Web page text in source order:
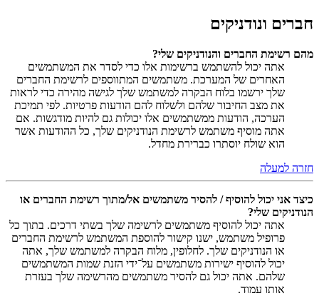
חברים ונודניקים
מהם רשימת החברים והנודניקים שלי?
אתה יכול להשתמש ברשימות אלו כדי לסדר את המשתמשים
האחרים של המערכת. משתמשים המתווספים לרשימת החברים
שלך ירשמו בלוח הבקרה למשתמש שלך לגישה מהירה כדי לראות
את מצב החיבור שלהם ולשלוח להם הודעות פרטיות. לפי תמיכת
הערכה, הודעות ממשתמשים אלו יכולות גם להיות מודגשות. אם
אתה מוסיף משתמש לרשימת הנודניקים שלך, כל ההודעות אשר
הוא שולח יוסתרו כברירת מחדל.
חזרה למעלה
כיצד אני יכול להוסיף / להסיר משתמשים אל/מתוך רשימת החברים או
הנודניקים שלי?
אתה יכול להוסיף משתמשים לרשימה שלך בשתי דרכים. בתוך כל
פרופיל משתמש, ישנו קישור להוספת המשתמש לרשימת החברים
או הנודניקים שלך. לחלופין, מלוח הבקרה למשתמש שלך, אתה
יכול להוסיף ישירות משתמשים על־ידי הזנת שמות המשתמשים
שלהם. אתה יכול גם להסיר משתמשים מהרשימה שלך בעזרת
אותו עמוד.